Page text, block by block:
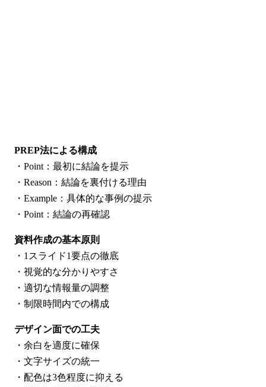
PREP法による構成
・Point：最初に結論を提示
・Reason：結論を裏付ける理由
・Example：具体的な事例の提示
・Point：結論の再確認
資料作成の基本原則
・1スライド1要点の徹底
・視覚的な分かりやすさ
・適切な情報量の調整
・制限時間内での構成
デザイン面での工夫
・余白を適度に確保
・文字サイズの統一
・配色は3色程度に抑える